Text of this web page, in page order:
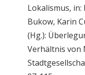
Lokalismus,
Bukow, Karin
(Hg.):
Verhältnis von